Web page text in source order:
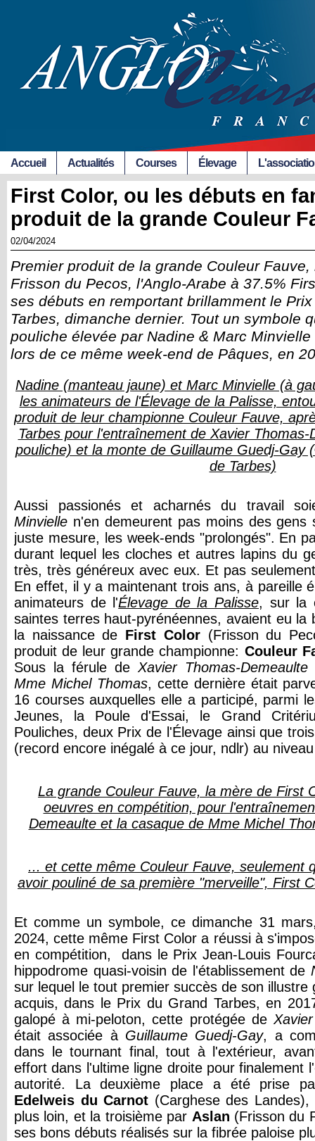
Accueil Actualités Courses Élevage
First Color, ou les débuts en
produit de la grande Couleur
02/04/2024
Premier produit de la grande Couleur
Frisson du Pecos, l'Anglo-Arabe à 37.5%
ses débuts en remportant brillamment le
Tarbes, dimanche dernier. Tout un symbole
pouliche élevée par Nadine & Marc
lors de ce même week-end de Pâques, en
Nadine (manteau jaune) et Marc Minvielle (à
les animateurs de l'Élevage de la Palisse,
produit de leur championne Couleur Fauve,
Tarbes pour l'entraînement de Xavier
pouliche) et la monte de Guillaume Guedj-Gay
de Tarbes)
Aussi passionés et acharnés du travail
Minvielle n'en demeurent pas moins des gens
juste mesure, les week-ends "prolongés". En
durant lequel les cloches et autres lapins du
très, très généreux avec eux. Et pas
En effet, il y a maintenant trois ans, à pareille
animateurs de l'Élevage de la Palisse, sur la
saintes terres haut-pyrénéennes, avaient eu la
la naissance de First Color (Frisson du
produit de leur grande championne: Couleur
Sous la férule de Xavier Thomas-Demeaulte
Mme Michel Thomas, cette dernière était
16 courses auxquelles elle a participé, parmi
Jeunes, la Poule d'Essai, le Grand
Pouliches, deux Prix de l'Élevage ainsi que
(record encore inégalé à ce jour, ndlr) au
La grande Couleur Fauve, la mère de First
oeuvres en compétition, pour
Demeaulte et la casaque de Mme Michel
... et cette même Couleur Fauve, seulement
avoir pouliné de sa première "merveille", First
Et comme un symbole, ce dimanche 31
2024, cette même First Color a réussi à
en compétition, dans le Prix Jean-Louis
hippodrome quasi-voisin de l'établissement de
sur lequel le tout premier succès de son illustre
acquis, dans le Prix du Grand Tarbes, en
galopé à mi-peloton, cette protégée de
était associée à Guillaume Guedj-Gay, a
dans le tournant final, tout à l'extérieur,
effort dans l'ultime ligne droite pour finalement
autorité. La deuxième place a été prise
Edelweis duCarnot (Carghese des
plus loin, et la troisième par Aslan (Frisson du
ses bons débuts réalisés sur la fibrée paloise